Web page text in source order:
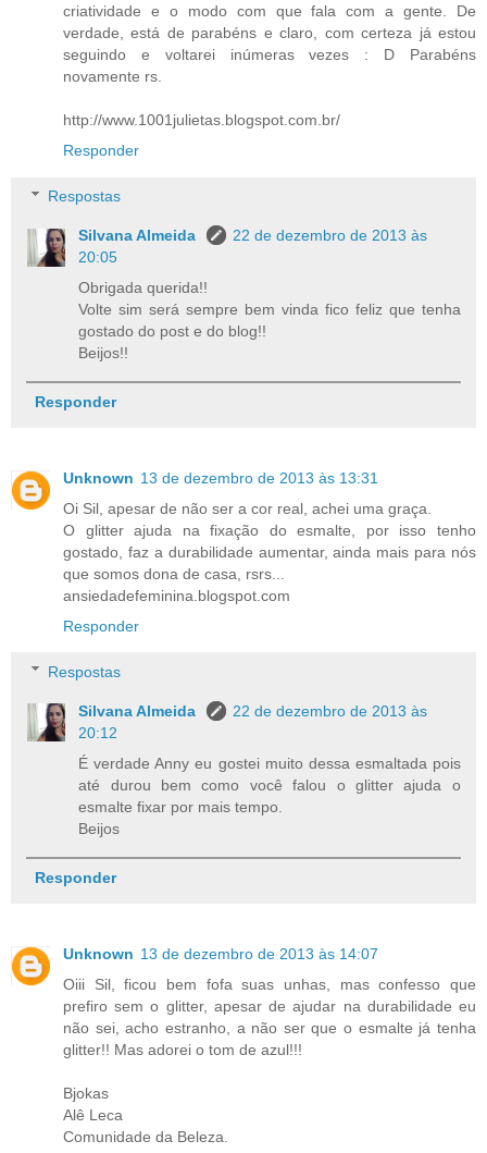
criatividade e o modo com que fala com a gente. De
verdade, está de parabéns e claro, com certeza já estou
seguindo e voltarei inúmeras vezes : D Parabéns
novamente rs.
http://www.1001julietas.blogspot.com.br/
Responder
Respostas
Silvana Almeida
22 de dezembro de 2013 às
20:05
Obrigada querida!!
Volte sim será sempre bem vinda fico feliz que tenha
gostado do post e do blog!!
Beijos!!
Responder
Unknown 13 de dezembro de 2013 às 13:31
Oi Sil, apesar de não ser a cor real, achei uma graça.
O glitter ajuda na fixação do esmalte, por isso tenho
gostado, faz a durabilidade aumentar, ainda mais para nós
que somos dona de casa, rsrs...
ansiedadefeminina.blogspot.com
Responder
Respostas
Silvana Almeida
22 de dezembro de 2013 às
20:12
É verdade Anny eu gostei muito dessa esmaltada pois
até durou bem como você falou o glitter ajuda o
esmalte fixar por mais tempo.
Beijos
Responder
Unknown 13 de dezembro de 2013 às 14:07
Oiii Sil, ficou bem fofa suas unhas, mas confesso que
prefiro sem o glitter, apesar de ajudar na durabilidade eu
não sei, acho estranho, a não ser que o esmalte já tenha
glitter!! Mas adorei o tom de azul!!!
Bjokas
Alê Leca
Comunidade da Beleza.